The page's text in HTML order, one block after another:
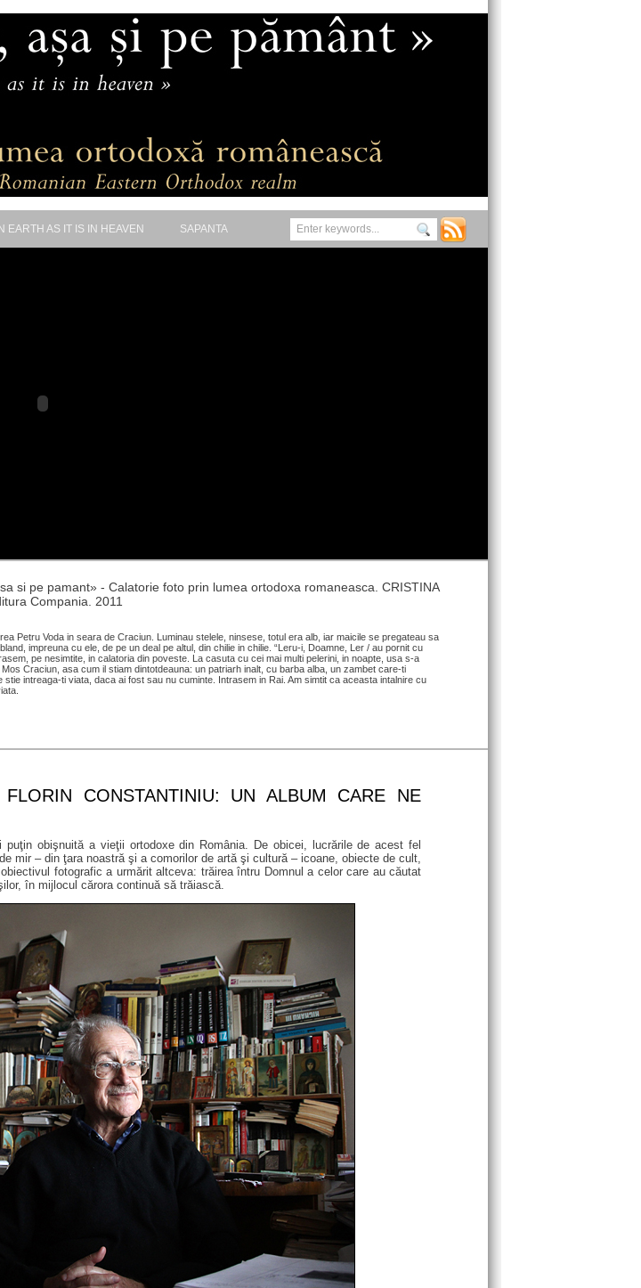
EARTH AS IT IS IN HEAVEN SAPANTA
si pe pamant» - Calatorie foto prin lumea ortodoxa romaneasca. CRISTINA
Compania. 2011
Petru Voda in seara de Craciun. Luminau stelele, ninsese, totul era alb, iar maicile se pregateau sa
impreuna cu ele, de pe un deal pe altul, din chilie in chilie. “Leru-i, Doamne, Ler / au pornit cu
pe nesimtite, in calatoria din poveste. La casuta cu cei mai multi pelerini, in noapte, usa s-a
Craciun, asa cum il stiam dintotdeauna: un patriarh inalt, cu barba alba, un zambet care-ti
intreaga-ti viata, daca ai fost sau nu cuminte. Intrasem in Rai. Am simtit ca aceasta intalnire cu
CONSTANTINIU: UN ALBUM CARE NE
obişnuită a vieţii ortodoxe din România. De obicei, lucrările de acest fel
mir – din ţara noastră şi a comorilor de artă şi cultură – icoane, obiecte de cult,
fotografic a urmărit altceva: trăirea întru Domnul a celor care au căutat
în mijlocul cărora continuă să trăiască.